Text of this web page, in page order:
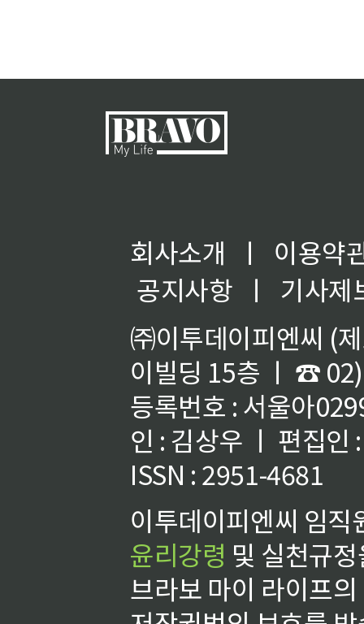
회사소개 ㅣ
이용약
공지사항
ㅣ
기사제
㈜이투데이피엔씨 (
이빌딩 15층 ㅣ ☎
등록번호 : 서울아
인 : 김상우 ㅣ 편집인
ISSN : 2951-4681
이투데이피엔씨 임
윤리강령 및 실천규
브라보 마이 라이프